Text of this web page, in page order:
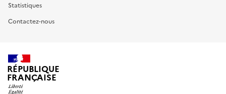
Statistiques
Contactez-nous
RÉPUBLIQUE
FRANÇAISE